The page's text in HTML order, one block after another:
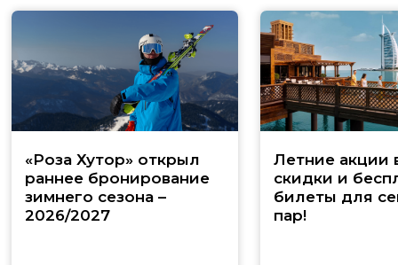
«Роза Хутор» открыл
раннее бронирование
зимнего сезона –
2026/2027
Летние акции
скидки и
билеты для
пар!